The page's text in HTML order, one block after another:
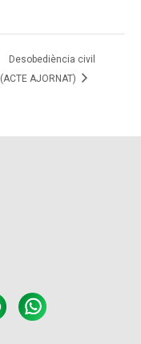
Desobediència civil
(ACTE AJORNAT)